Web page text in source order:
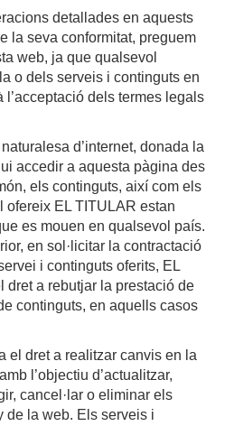
detallades en aquests
la seva conformitat, preguem
web, ja que qualsevol
o dels serveis i continguts en
dels termes legals
d’internet, donada la
accedir a aquesta pàgina des
els continguts, així com els
ofereix EL TITULAR estan
es mouen en qualsevol país.
en sol·licitar la contractació
i continguts oferits, EL
dret a rebutjar la prestació de
continguts, en aquells casos
el dret a realitzar canvis en la
l’objectiu d’actualitzar,
cancel·lar o eliminar els
de la web. Els serveis i